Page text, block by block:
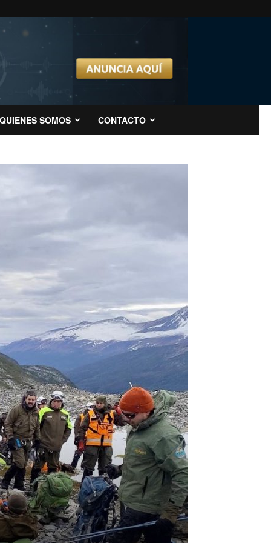
QUIENES SOMOS CONTACTO